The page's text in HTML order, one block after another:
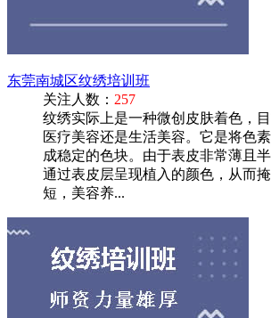
东莞南城区纹绣培训班
关注人数： 257
纹绣实际上是一种微创皮肤着色，
医疗美容还是生活美容。它是将色
成稳定的色块。由于表皮非常薄且
通过表皮层呈现植入的颜色，从而
短，美容养...